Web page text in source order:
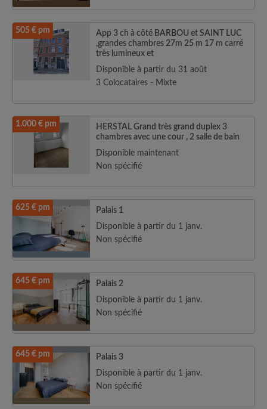
505 € pm
App 3 ch à côté BARBOU et SAINT LUC
,grandes chambres 27m 25 m 17 m carré
très lumineux et
Disponible à partir du 31 août
3 Colocataires - Mixte
1.000 € pm
HERSTAL Grand très grand duplex 3
chambres avec une cour , 2 salle de bain
Disponible maintenant
Non spécifié
625 € pm
Palais 1
Disponible à partir du 1 janv.
Non spécifié
645 € pm
Palais 2
Disponible à partir du 1 janv.
Non spécifié
645 € pm
Palais 3
Disponible à partir du 1 janv.
Non spécifié